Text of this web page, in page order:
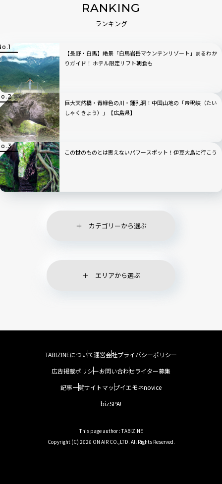
RANKING
ランキング
【長野・白馬】絶景「白馬岩岳マウンテンリゾート」まるわか
りガイド！ ホテル限定リフト朝食も
巨大天然橋・青緑色の川・鍾乳洞！中国山地の「帝釈峡（たい
しゃくきょう）」【広島県】
この世のものとは思えないパワースポット！伊豆大島に行こう
カテゴリーから選ぶ
エリアから選ぶ
TABIZINEについて運営会社プライバシーポリシー
広告掲載ポリシーお問い合わせライター募集
記事一覧サイトマップイエモネnovice
bizSPA!
This page author : TABIZINE
Copyright (C) 2026 ON AIR CO.,LTD. All Rights Reserved.